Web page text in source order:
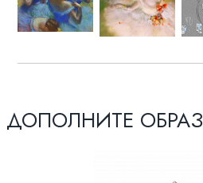
ДОПОЛНИТЕ ОБРАЗ